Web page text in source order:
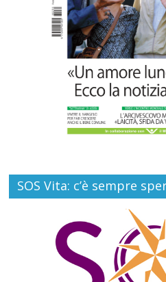
7 Agosto 2026
SOS Vita: c’è sempre